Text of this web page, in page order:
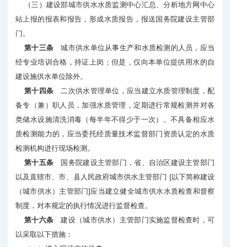
（三）建设部城市供水水质监测中心汇总、分析地方网中心
站上报的报表和报告，形成水质报告，报送国务院建设主管部
门。
第十三条 城市供水单位从事生产和水质检测的人员，应当
经专业培训合格，持证上岗；但是，仅向本单位提供用水的自
建设施供水单位除外。
第十四条 二次供水管理单位，应当建立水质管理制度，配
备专（兼）职人员，加强水质管理，定期进行常规检测并对各
类储水设施清洗消毒（每半年不得少于一次）。不具备相应水
质检测能力的，应当委托经质量技术监督部门资质认定的水质
检测机构进行现场检测。
第十五条 国务院建设主管部门，省、自治区建设主管部门
以及直辖市、市、县人民政府城市供水主管部门 [以下简称建设
（城市供水）主管部门]应当建立健全城市供水水质检查和督察
制度，对本规定的执行情况进行监督检查。
第十六条 建设（城市供水）主管部门实施监督检查时，可
以采取以下措施：